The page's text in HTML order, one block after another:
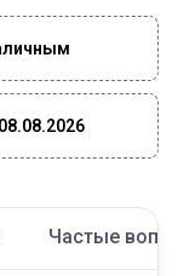
Частые